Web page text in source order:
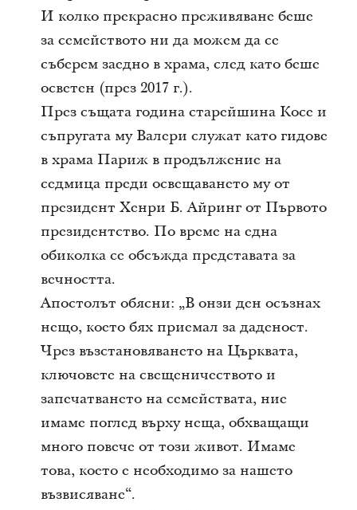
И колко прекрасно преживяване беше
за семейството ни да можем да се
съберем заедно в храма, след като беше
осветен (през 2017 г.).
През същата година старейшина Косе и
съпругата му Валери служат като гидове
в храма Париж в продължение на
седмица преди освещаването му от
президент Хенри Б. Айринг от Първото
президентство. По време на една
обиколка се обсъжда представата за
вечността.
Апостолът обясни: „В онзи ден осъзнах
нещо, което бях приемал за даденост.
Чрез възстановяването на Църквата,
ключовете на свещеничеството и
запечатването на семействата, ние
имаме поглед върху неща, обхващащи
много повече от този живот. Имаме
това, което е необходимо за нашето
възвисяване“.